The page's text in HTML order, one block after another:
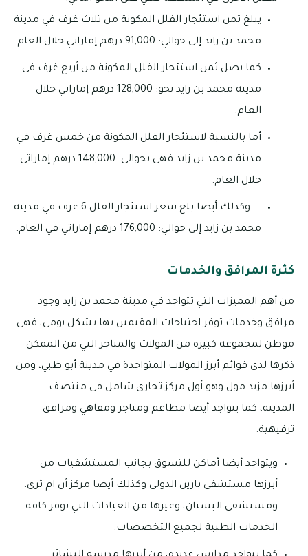
يبلغ ثمن استئجار الفلل المكونة من ثلاث غرف في مدينة
محمد بن زايد إلى حوالي: 91,000 درهم إماراتي خلال العام.
كما يصل ثمن استئجار الفلل المكونة من أربع غرف في
مدينة محمد بن زايد نحو: 128,000 درهم إماراتي خلال
العام.
أما بالنسبة لاستئجار الفلل المكونة من خمس غرف في
مدينة محمد بن زايد فهي بحوالي: 148,000 درهم إماراتي
خلال العام.
وكذلك أيضا بلغ سعر استئجار الفلل 6 غرف في مدينة
محمد بن زايد إلى حوالي: 176,000 درهم إماراتي في العام.
كثرة المرافق والخدمات
من أهم المميزات التي تتواجد في مدينة محمد بن زايد وجود
مرافق وخدمات توفر احتياجات المقيمين بها بشكل يومي، فهي
موطن لمجموعة كبيرة من المولات والمتاجر التي من الممكن
ذكرها لدى قوائم أبرز المولات المتواجدة في مدينة أبو ظبي، ومن
أبرزها مزيد مول وهو أول مركز تجاري شامل في منتصف
المدينة، كما يتواجد أيضا مطاعم ومتاجر ومقاهي ومرافق
ترفيهية.
ويتواجد أيضا أماكن للتسوق بجانب المستشفيات من
أبرزها مستشفى بارين الدولي وكذلك أيضا مركز أن ام ثري،
ومستشفى البستان، وغيرها من العيادات التي توفر كافة
الخدمات الطبية لجميع التخصصات.